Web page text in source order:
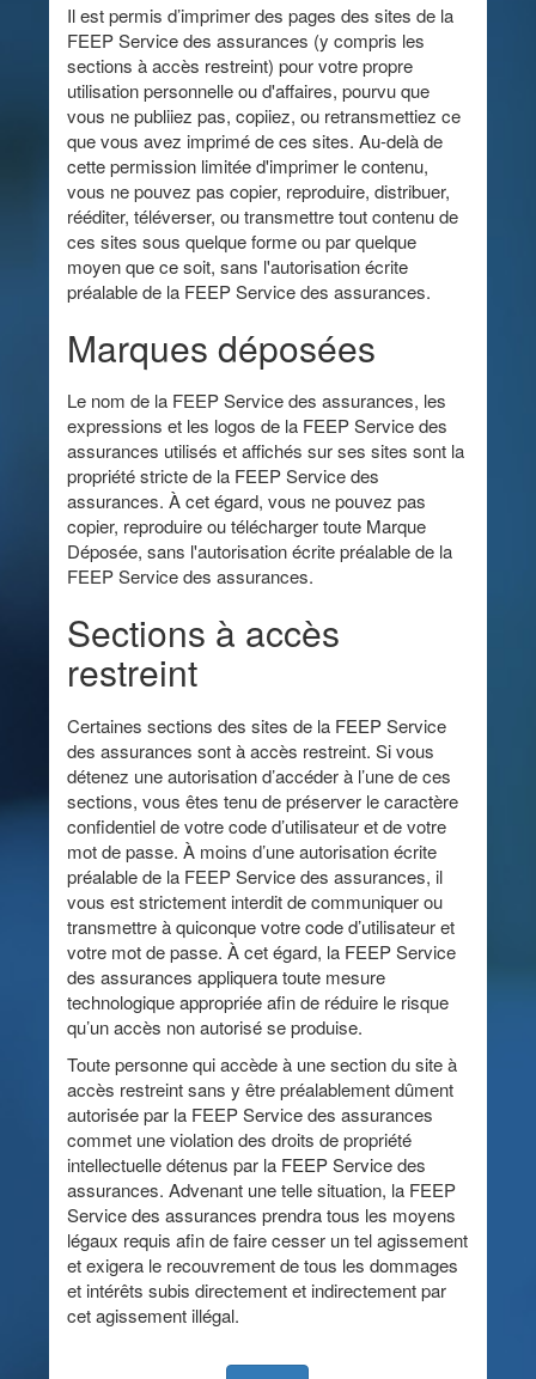
Il est permis d’imprimer des pages des sites de la
FEEP Service des assurances (y compris les
sections à accès restreint) pour votre propre
utilisation personnelle ou d'affaires, pourvu que
vous ne publiiez pas, copiiez, ou retransmettiez ce
que vous avez imprimé de ces sites. Au-delà de
cette permission limitée d'imprimer le contenu,
vous ne pouvez pas copier, reproduire, distribuer,
rééditer, téléverser, ou transmettre tout contenu de
ces sites sous quelque forme ou par quelque
moyen que ce soit, sans l'autorisation écrite
préalable de la FEEP Service des assurances.
Marques déposées
Le nom de la FEEP Service des assurances, les
expressions et les logos de la FEEP Service des
assurances utilisés et affichés sur ses sites sont la
propriété stricte de la FEEP Service des
assurances. À cet égard, vous ne pouvez pas
copier, reproduire ou télécharger toute Marque
Déposée, sans l'autorisation écrite préalable de la
FEEP Service des assurances.
Sections à accès
restreint
Certaines sections des sites de la FEEP Service
des assurances sont à accès restreint. Si vous
détenez une autorisation d’accéder à l’une de ces
sections, vous êtes tenu de préserver le caractère
confidentiel de votre code d’utilisateur et de votre
mot de passe. À moins d’une autorisation écrite
préalable de la FEEP Service des assurances, il
vous est strictement interdit de communiquer ou
transmettre à quiconque votre code d’utilisateur et
votre mot de passe. À cet égard, la FEEP Service
des assurances appliquera toute mesure
technologique appropriée afin de réduire le risque
qu’un accès non autorisé se produise.
Toute personne qui accède à une section du site à
accès restreint sans y être préalablement dûment
autorisée par la FEEP Service des assurances
commet une violation des droits de propriété
intellectuelle détenus par la FEEP Service des
assurances. Advenant une telle situation, la FEEP
Service des assurances prendra tous les moyens
légaux requis afin de faire cesser un tel agissement
et exigera le recouvrement de tous les dommages
et intérêts subis directement et indirectement par
cet agissement illégal.